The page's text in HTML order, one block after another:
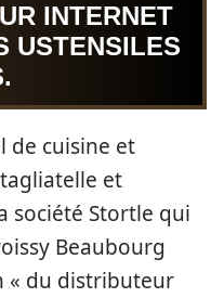
INTERNET
USTENSILES
de cuisine et
et
société Stortle qui
Beaubourg
« du distributeur